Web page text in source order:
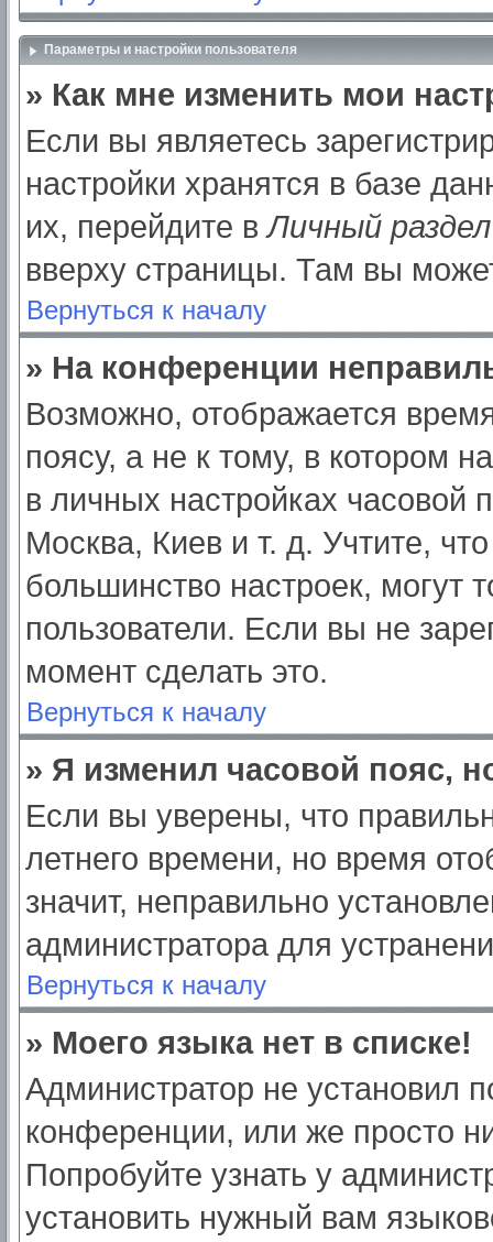
Параметры и настройки пользователя
» Как мне изменить мои
Если вы являетесь
настройки хранятся в базе
их, перейдите вЛичный раздел
вверху страницы. Там вы
Вернуться к началу
» На конференции
Возможно, отображается
поясу, а не к тому, в котором
в личных настройках часовой
Москва, Киев и т. д. Учтите,
большинство настроек, могут
пользователи. Если вы не
момент сделать это.
Вернуться к началу
» Я изменил часовой пояс,
Если вы уверены, что
летнего времени, но время
значит, неправильно
администратора для
Вернуться к началу
» Моего языка нет в списке!
Администратор не установил
конференции, или же просто
Попробуйте узнать у
установить нужный вам